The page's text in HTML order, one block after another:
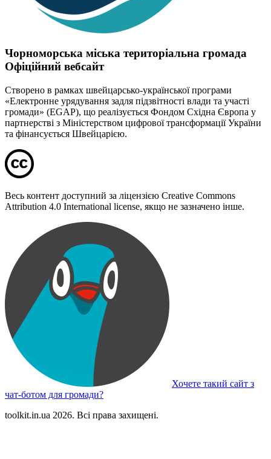
Чорноморська міська територіальна громада
Офіційний вебсайт
Створено в рамках швейцарсько-української програми
«Електронне урядування задля підзвітності влади та участі
громади» (EGAP), що реалізується Фондом Східна Європа у
партнерстві з Міністерством цифрової трансформації України
та фінансується Швейцарією.
Весь контент доступний за ліцензією Creative Commons
Attribution 4.0 International license, якщо не зазначено інше.
Хочете такий сайт з
чат-ботом для громади?
toolkit.in.ua 2026. Всі права захищені.